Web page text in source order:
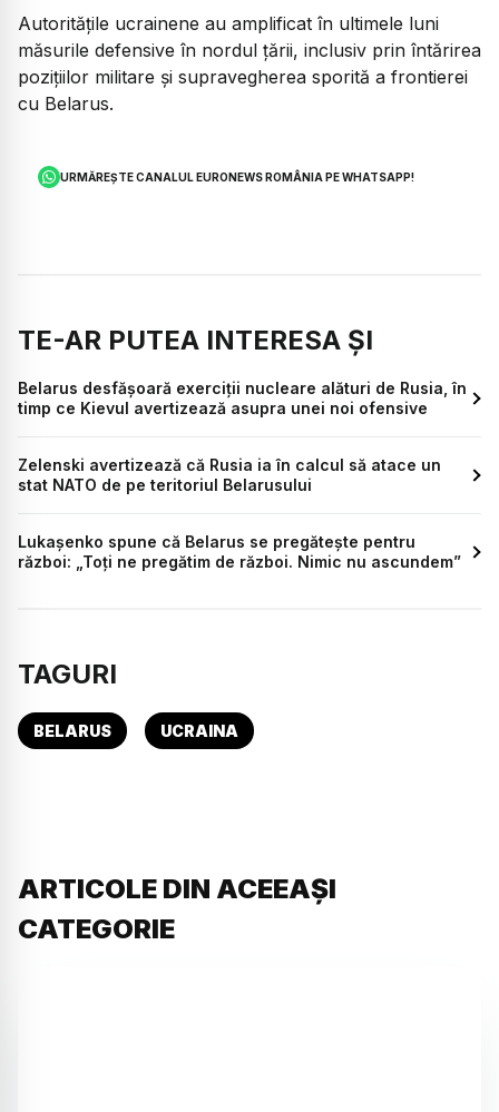
Autoritățile ucrainene au amplificat în ultimele luni
măsurile defensive în nordul țării, inclusiv prin întărirea
pozițiilor militare și supravegherea sporită a frontierei
cu Belarus.
URMĂREȘTE CANALUL EURONEWS ROMÂNIA PE WHATSAPP!
TE-AR PUTEA INTERESA ȘI
Belarus desfășoară exerciții nucleare alături de Rusia, în
timp ce Kievul avertizează asupra unei noi ofensive
Zelenski avertizează că Rusia ia în calcul să atace un
stat NATO de pe teritoriul Belarusului
Lukașenko spune că Belarus se pregătește pentru
război: „Toți ne pregătim de război. Nimic nu ascundem”
TAGURI
BELARUS UCRAINA
ARTICOLE DIN ACEEAȘI
CATEGORIE